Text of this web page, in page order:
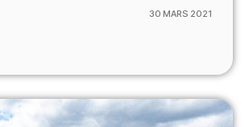
30 MARS 2021